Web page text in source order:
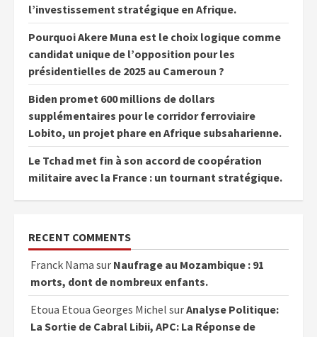
l’investissement stratégique en Afrique.
Pourquoi Akere Muna est le choix logique comme
candidat unique de l’opposition pour les
présidentielles de 2025 au Cameroun ?
Biden promet 600 millions de dollars
supplémentaires pour le corridor ferroviaire
Lobito, un projet phare en Afrique subsaharienne.
Le Tchad met fin à son accord de coopération
militaire avec la France : un tournant stratégique.
RECENT COMMENTS
Franck Nama sur Naufrage au Mozambique : 91
morts, dont de nombreux enfants.
Etoua Etoua Georges Michel surAnalyse Politique:
La Sortie de Cabral Libii, APC: La Réponse de